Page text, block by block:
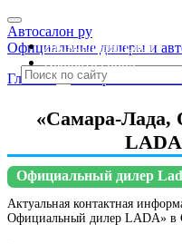
Автосалон ру
Официальные дилеры и
Автосалоны Lada
Выбрать город
Главная » Самарская область
«Самара-
Официальный дилер
Актуальная контактная
Официальный дилер LADA» в